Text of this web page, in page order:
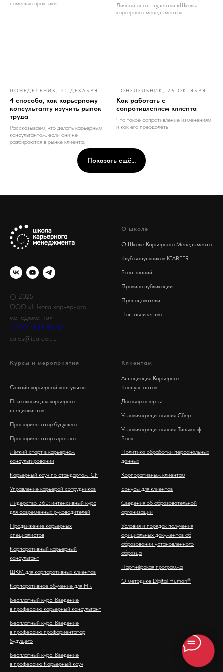
помощью практики.
Личный опыт студентки «Школы
карьерного менеджмента»
ПОНЕДЕЛЬНИК, 21 ДЕКАБРЯ
4 способа, как карьерному
консультанту изучить рынок
труда
Рассказываем, что делать карьерным
консультантам, если они не
разбираются в рынке клиента.
ПОНЕДЕЛЬНИК, 26 ОКТЯБРЯ
Как работать с
сопротивлением клиента
Что такое сопротивление изменениям
и как его преодолеть
Показать ещё...
© 2025
ООО «Школа карьерного
менеджмента»
+7 991 898 86 83
sales@icareer.ru
О школе
О Школе Карьерного Менеджмента
Клуб выпускников ICAREER
База знаний
Правила публикации
Преподаватели
Наставничество
Курсы и мероприятия
Онлайн карьерный консультант
Психология для карьерных
специалистов
Профориентатор будущего
Профориентатор взрослых
Лёгкий старт в карьерном
консультировании
Карьерный коуч по стандартам ICF
Управление карьерой сотрудников
Лидерство 360: интенсивный курс
для современных руководителей
Продвижение карьерных
специалистов
Корпоративный карьерный
консультант
ШКМ для корпоративных клиентов
Корпоративное обучение для HR
Бесплатный курс. Введение
в профессию карьерный консультант
Бесплатный курс. Введение
в профессию профориентатор
будущего
Бесплатный курс. Введение
в профессию Карьерный коуч
Клиентам
Ассоциация Карьерных
Консультантов
Договор оферты
Условия кредитования Сбер
Условия кредитования Тинькофф
Банк
Политика обработки персональных
данных
Корпоративным клиентам
Бонусы для клиентов
Сведения об образовательной
организации
Условия и порядок получения
официальных документов об
образовании установленного
образца
Партнёрская программа
О методике Digital Human®